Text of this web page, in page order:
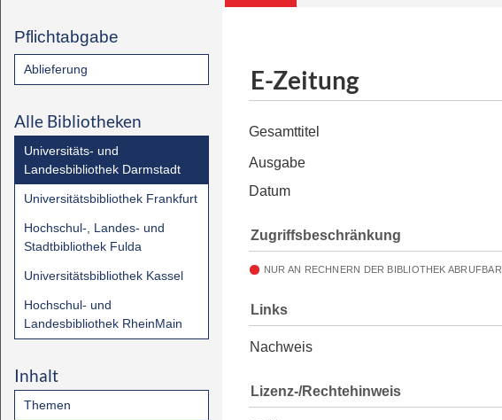
Pflichtabgabe
Ablieferung
Alle Bibliotheken
Universitäts- und
Landesbibliothek Darmstadt
Universitätsbibliothek Frankfurt
Hochschul-, Landes- und
Stadtbibliothek Fulda
Universitätsbibliothek Kassel
Hochschul- und
Landesbibliothek RheinMain
Inhalt
Themen
E-Zeitung
Gesamttitel
Ausgabe
Datum
Zugriffsbeschränkung
NUR AN RECHNERN DER BIBLIOTHEK ABRUFBAR
Links
Nachweis
Lizenz-/Rechtehinweis